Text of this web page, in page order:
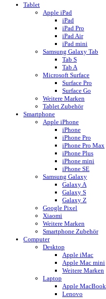
Tablet
Apple iPad
iPad
iPad Pro
iPad Air
iPad mini
Samsung Galaxy Tab
Tab S
Tab A
Microsoft Surface
Surface Pro
Surface Go
Weitere Marken
Tablet Zubehör
Smartphone
Apple iPhone
iPhone
iPhone Pro
iPhone Pro Max
iPhone Plus
iPhone mini
iPhone SE
Samsung Galaxy
Galaxy A
Galaxy S
Galaxy Z
Google Pixel
Xiaomi
Weitere Marken
Smartphone Zubehör
Computer
Desktop
Apple iMac
Apple Mac mini
Weitere Marken
Laptop
Apple MacBook
Lenovo